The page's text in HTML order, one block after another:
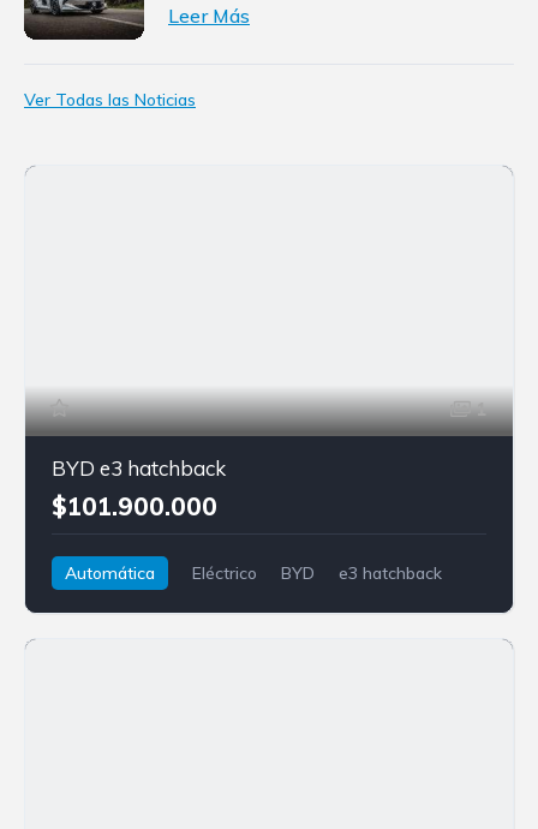
Leer Más
Ver Todas las Noticias
1
BYD e3 hatchback
$101.900.000
Automática Eléctrico BYD e3 hatchback